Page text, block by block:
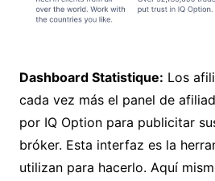
Dashboard Statistique: Los
cada vez más el panel de
por IQ Option para publicitar
bróker. Esta interfaz es la
utilizan para hacerlo. Aquí